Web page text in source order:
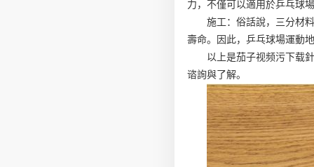
力，不僅可以適用於乒乓球
施工：俗話說，三分材
壽命。因此，乒乓球場運動
以上是茄子视频污下载
谘詢與了解。